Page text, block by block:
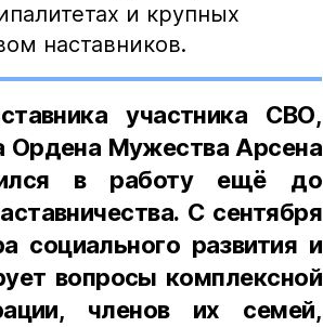
и крупных
наставников.
участника СВО,
Ордена Мужества Арсена
в работу ещё до
С сентября
социального развития и
вопросы комплексной
членов их семей,